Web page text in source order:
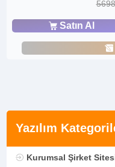
Yazılım
Kurumsal Şirket Sitesi
Satın Al